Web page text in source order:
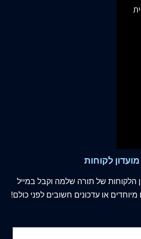
מועדון לקוחות
הלקוחות של תורה שלמה וקבל במייל
או עדכונים חשובים לפני כולם!